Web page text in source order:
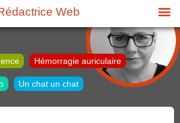
Web
Hémorragie auriculaire
Un chat un chat